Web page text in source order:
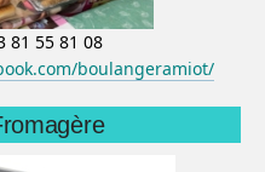
81 55 81 08
boulangeramiot/